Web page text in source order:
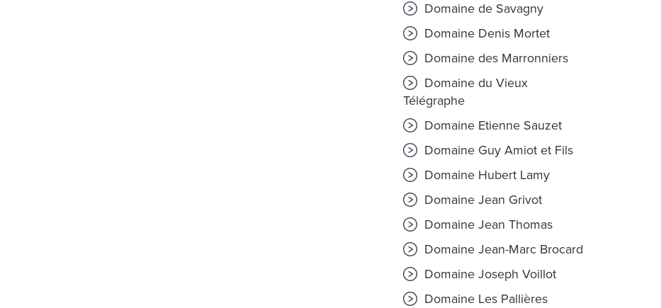
Domaine de Savagny
Domaine Denis Mortet
Domaine des Marronniers
Domaine du Vieux
Télégraphe
Domaine Etienne Sauzet
Domaine Guy Amiot et Fils
Domaine Hubert Lamy
Domaine Jean Grivot
Domaine Jean Thomas
Domaine Jean-Marc Brocard
Domaine Joseph Voillot
Domaine Les Pallières